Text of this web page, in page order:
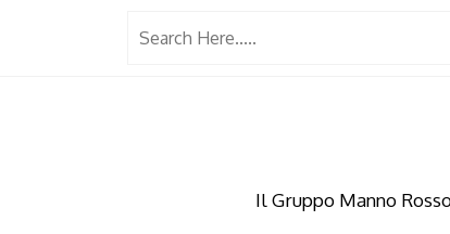
Il Gruppo Manno